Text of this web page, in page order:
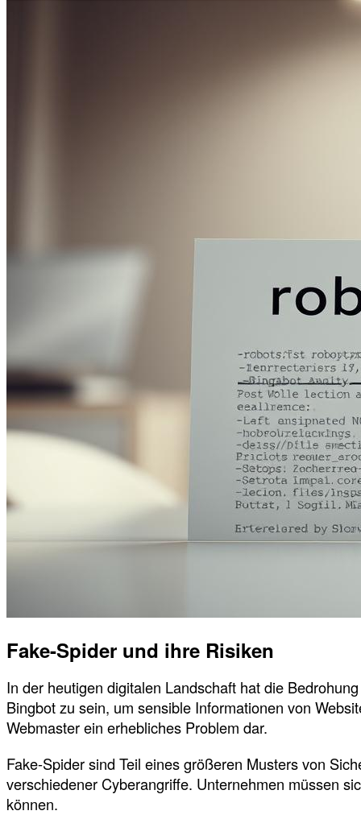
Fake-Spider und ihre Risiken
In der heutigen digitalen Landschaft hat die
Bingbot zu sein, um sensible Informationen von
Webmaster ein erhebliches Problem dar.
Fake-Spider sind Teil eines größeren Musters von
verschiedener Cyberangriffe. Unternehmen müssen
können.